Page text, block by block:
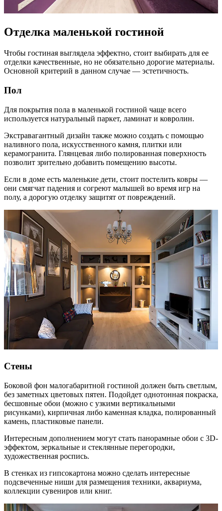
Отделка маленькой гостиной
Чтобы гостиная выглядела эффектно, стоит выбирать для ее
отделки качественные, но не обязательно дорогие материалы.
Основной критерий в данном случае — эстетичность.
Пол
Для покрытия пола в маленькой гостиной чаще всего
используется натуральный паркет, ламинат и ковролин.
Экстравагантный дизайн также можно создать с помощью
наливного пола, искусственного камня, плитки или
керамогранита. Глянцевая либо полированная поверхность
позволит зрительно добавить помещению высоты.
Если в доме есть маленькие дети, стоит постелить ковры —
они смягчат падения и согреют малышей во время игр на
полу, а дорогую отделку защитят от повреждений.
Стены
Боковой фон малогабаритной гостиной должен быть светлым,
без заметных цветовых пятен. Подойдет однотонная покраска,
бесшовные обои (можно с узкими вертикальными
рисунками), кирпичная либо каменная кладка, полированный
камень, пластиковые панели.
Интересным дополнением могут стать панорамные обои с 3D-
эффектом, зеркальные и стеклянные перегородки,
художественная роспись.
В стенках из гипсокартона можно сделать интересные
подсвеченные ниши для размещения техники, аквариума,
коллекции сувениров или книг.